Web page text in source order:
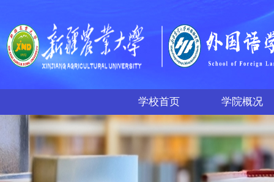
学校首页 学院概况